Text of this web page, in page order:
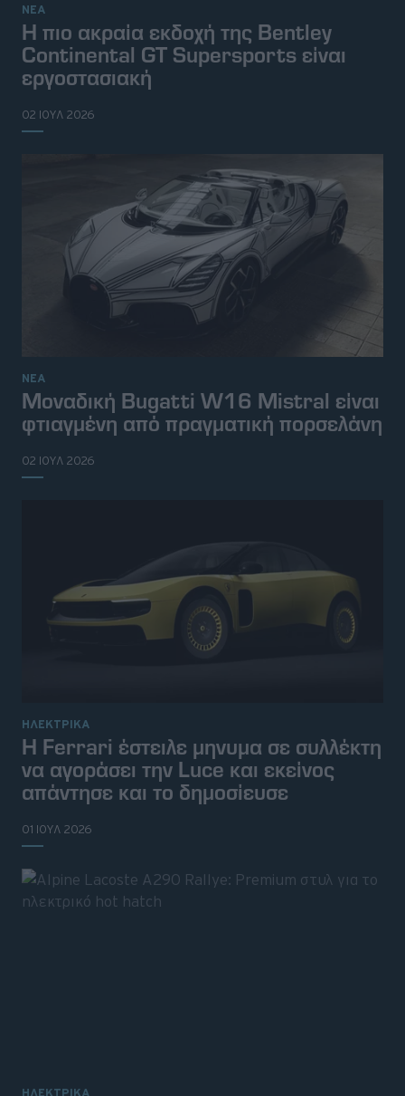
ΝΕΑ
Η πιο ακραία εκδοχή της Bentley
Continental GT Supersports είναι
εργοστασιακή
02 ΙΟΥΛ 2026
ΝΕΑ
Μοναδική Bugatti W16 Mistral είναι
φτιαγμένη από πραγματική πορσελάνη
02 ΙΟΥΛ 2026
ΗΛΕΚΤΡΙΚΑ
Η Ferrari έστειλε μηνυμα σε συλλέκτη
να αγοράσει την Luce και εκείνος
απάντησε και το δημοσίευσε
01 ΙΟΥΛ 2026
ΗΛΕΚΤΡΙΚΑ